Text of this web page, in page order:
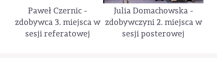
Paweł Czernic -
zdobywca 3. miejsca w
sesji referatowej
Julia Domachowska -
zdobywczyni 2. miejsca w
sesji posterowej